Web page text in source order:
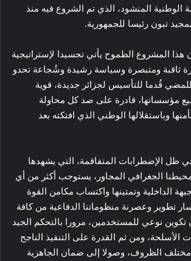
المنشود، الذي تم الشروع فيه منذ
تبون رئيسا للجمهورية.
المشروع الطموح يأتي تجسيدا لإستراتيجية
ثاقبة ومتبصرة وسياسة رشيدة وشُجاعة تحدو
للمضي قُدما للتأسيس لجزائر جديدة، قوية
مؤسساتها، قادرة على صد كل محاولة
وباستقلالها الوطني الذي افتكته بعد
ظل الإضطرابات المتفاقمة، التي يشهدها
الجغرافي المجاور، يستوجب أكثر من أي
الداخلية وتمتينها واكتساب مكامن القوة
تطوير وعصرنة منظوماتنا الدفاعية من كافة
تكوين نوعي للمستخدمين، مرورا بالتحكم الجيد
ومن ثم القدرة على التنفيذ الناجح
مختلف الظروف، وصولا إلى ضمان الجاهزية